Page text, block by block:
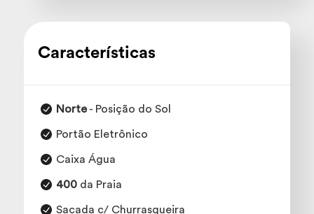
Características
Norte- Posição do Sol
Portão Eletrônico
Caixa Água
400da Praia
Sacada c/ Churrasqueira